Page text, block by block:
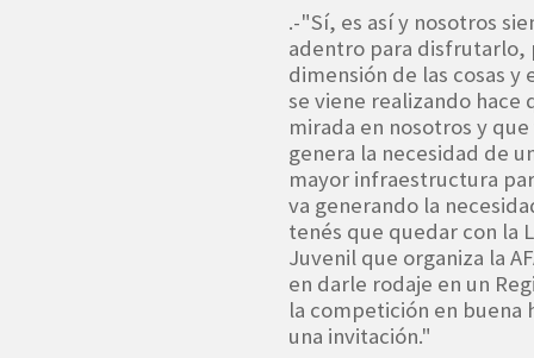
.-"Sí, es así y nosotros
adentro para disfrutarlo,
dimensión de las cosas
se viene realizando hace
mirada en nosotros y
genera la necesidad de
mayor infraestructura
va generando la
tenés que quedar con la
Juvenil que organiza la
en darle rodaje en un
la competición en buena
una invitación."